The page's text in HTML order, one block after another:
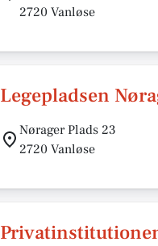
2720 Vanløse
Legepladsen
Nørager Plads 23
2720 Vanløse